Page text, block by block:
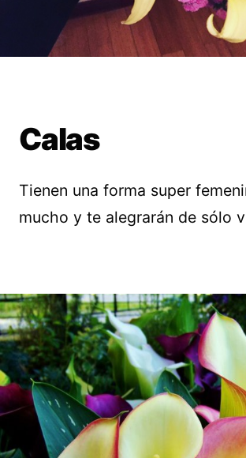
Calas
Tienen una forma super
mucho y te alegrarán de sólo